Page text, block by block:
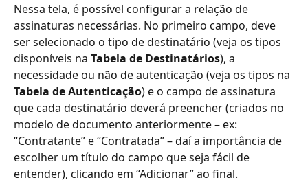
Nessa tela, é possível configurar a relação de
assinaturas necessárias. No primeiro campo, deve
ser selecionado o tipo de destinatário (veja os tipos
disponíveis na Tabela de Destinatários), a
necessidade ou não de autenticação (veja os tipos na
Tabela de Autenticação) e o campo de assinatura
que cada destinatário deverá preencher (criados no
modelo de documento anteriormente – ex:
“Contratante” e “Contratada” – daí a importância de
escolher um título do campo que seja fácil de
entender), clicando em “Adicionar” ao final.